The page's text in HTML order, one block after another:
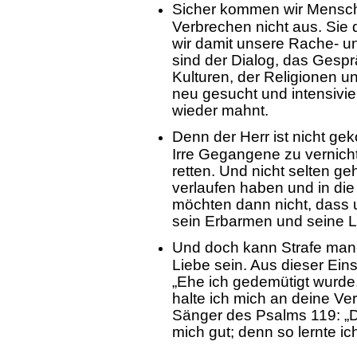
Sicher kommen wir
Verbrechen nicht aus. Sie
wir damit unsere Rache-
sind der Dialog, das
Kulturen, der Religionen
neu gesucht und
wieder mahnt.
Denn der Herr ist nicht
Irre Gegangene zu
retten. Und nicht selten
verlaufen haben und in
möchten dann nicht, dass
sein Erbarmen und seine
Und doch kann Strafe
Liebe sein. Aus dieser
„Ehe ich gedemütigt
halte ich mich an deine
Sänger des Psalms 119:
mich gut; denn so lernte